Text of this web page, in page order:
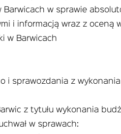
Barwicach w sprawie
i informacją wraz z oceną
w Barwicach
sprawozdania z
z tytułu wykonania
w sprawach: